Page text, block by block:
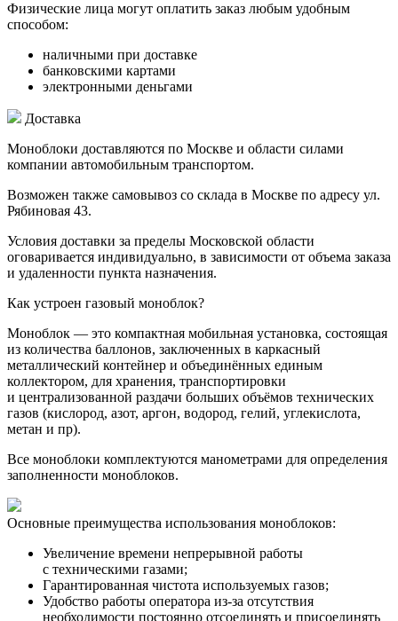
Физические лица могут оплатить заказ любым удобным
способом:
наличными при доставке
банковскими картами
электронными деньгами
Доставка
Моноблоки доставляются по Москве и области силами
компании автомобильным транспортом.
Возможен также самовывоз со склада в Москве по адресу ул.
Рябиновая 43.
Условия доставки за пределы Московской области
оговаривается индивидуально, в зависимости от объема заказа
и удаленности пункта назначения.
Как устроен газовый моноблок?
Моноблок — это компактная мобильная установка, состоящая
из количества баллонов, заключенных в каркасный
металлический контейнер и объединённых единым
коллектором, для хранения, транспортировки
и централизованной раздачи больших объёмов технических
газов (кислород, азот, аргон, водород, гелий, углекислота,
метан и пр).
Все моноблоки комплектуются манометрами для определения
заполненности моноблоков.
Основные преимущества использования моноблоков:
Увеличение времени непрерывной работы
с техническими газами;
Гарантированная чистота используемых газов;
Удобство работы оператора из-за отсутствия
необходимости постоянно отсоединять и присоединять